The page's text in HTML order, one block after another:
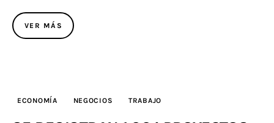
VER MÁS
ECONOMÍA NEGOCIOS TRABAJO